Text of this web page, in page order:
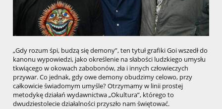
„Gdy rozum śpi, budzą się demony”, ten tytuł grafiki Goi wszedł do
kanonu wypowiedzi, jako określenie na słabości ludzkiego umysłu
tkwiącego w okowach zabobonów, zła i innych człowieczych
przywar. Co jednak, gdy owe demony obudzimy celowo, przy
całkowicie świadomym umyśle? Otrzymamy w linii prostej
metodykę działań wydawnictwa „Okultura”, którego to
dwudziestolecie działalności przyszło nam świętować.